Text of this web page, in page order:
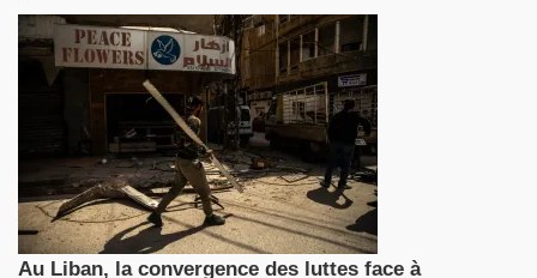
Au Liban, la convergence des luttes face à